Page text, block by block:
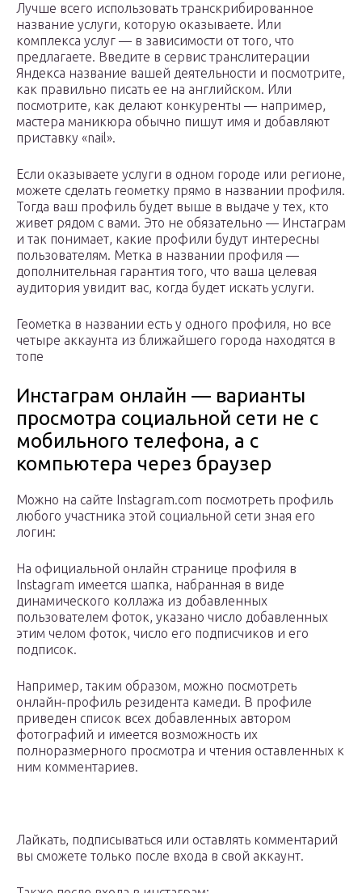
Лучше всего использовать транскрибированное
название услуги, которую оказываете. Или
комплекса услуг — в зависимости от того, что
предлагаете. Введите в сервис транслитерации
Яндекса название вашей деятельности и посмотрите,
как правильно писать ее на английском. Или
посмотрите, как делают конкуренты — например,
мастера маникюра обычно пишут имя и добавляют
приставку «nail».
Если оказываете услуги в одном городе или регионе,
можете сделать геометку прямо в названии профиля.
Тогда ваш профиль будет выше в выдаче у тех, кто
живет рядом с вами. Это не обязательно — Инстаграм
и так понимает, какие профили будут интересны
пользователям. Метка в названии профиля —
дополнительная гарантия того, что ваша целевая
аудитория увидит вас, когда будет искать услуги.
Геометка в названии есть у одного профиля, но все
четыре аккаунта из ближайшего города находятся в
топе
Инстаграм онлайн — варианты
просмотра социальной сети не с
мобильного телефона, а с
компьютера через браузер
Можно на сайте Instagram.com посмотреть профиль
любого участника этой социальной сети зная его
логин:
На официальной онлайн странице профиля в
Instagram имеется шапка, набранная в виде
динамического коллажа из добавленных
пользователем фоток, указано число добавленных
этим челом фоток, число его подписчиков и его
подписок.
Например, таким образом, можно посмотреть
онлайн-профиль резидента камеди. В профиле
приведен список всех добавленных автором
фотографий и имеется возможность их
полноразмерного просмотра и чтения оставленных к
ним комментариев.
Лайкать, подписываться или оставлять комментарий
вы сможете только после входа в свой аккаунт.